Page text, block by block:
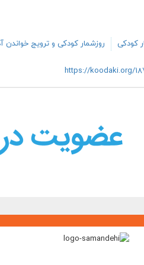
کودکی
روزشمار کودکی و ترویج خواندن
https://koodaki.org/